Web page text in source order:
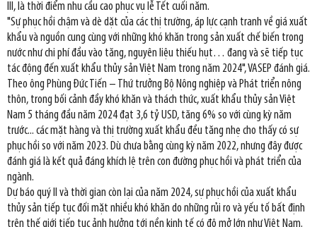
III, là thời điểm nhu cầu cao phục vụ lễ Tết cuối năm.
"Sự phục hồi chậm và dè dặt của các thị trường, áp lực cạnh tranh về giá xuất
khẩu và nguồn cung cùng với những khó khăn trong sản xuất chế biến trong
nước như chi phí đầu vào tăng, nguyên liệu thiếu hụt… đang và sẽ tiếp tục
tác động đến xuất khẩu thủy sản Việt Nam trong năm 2024", VASEP đánh giá.
Theo ông Phùng Đức Tiến – Thứ trưởng Bộ Nông nghiệp và Phát triển nông
thôn, trong bối cảnh đầy khó khăn và thách thức, xuất khẩu thủy sản Việt
Nam 5 tháng đầu năm 2024 đạt 3,6 tỷ USD, tăng 6% so với cùng kỳ năm
trước... các mặt hàng và thị trường xuất khẩu đều tăng nhẹ cho thấy có sự
phục hồi so với năm 2023. Dù chưa bằng cùng kỳ năm 2022, nhưng đây được
đánh giá là kết quả đáng khích lệ trên con đường phục hồi và phát triển của
ngành.
Dự báo quý II và thời gian còn lại của năm 2024, sự phục hồi của xuất khẩu
thủy sản tiếp tục đối mặt nhiều khó khăn do những rủi ro và yếu tố bất định
trên thế giới tiếp tục ảnh hưởng tới nền kinh tế có độ mở lớn như Việt Nam.